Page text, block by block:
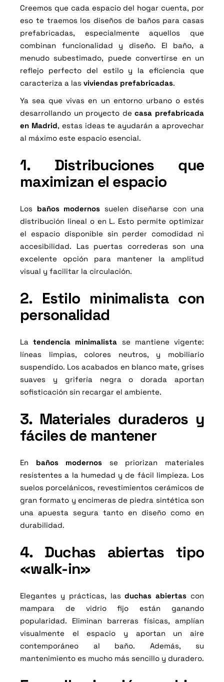
Creemos que cada espacio del hogar cuenta, por
eso te traemos los diseños de baños para casas
prefabricadas, especialmente aquellos que
combinan funcionalidad y diseño. El baño, a
menudo subestimado, puede convertirse en un
reflejo perfecto del estilo y la eficiencia que
caracteriza a las viviendas prefabricadas.
Ya sea que vivas en un entorno urbano o estés
desarrollando un proyecto decasa prefabricada
en Madrid, estas ideas te ayudarán a aprovechar
al máximo este espacio esencial.
1. Distribuciones que
maximizan el espacio
Los baños modernos suelen diseñarse con una
distribución lineal o en L. Esto permite optimizar
el espacio disponible sin perder comodidad ni
accesibilidad. Las puertas correderas son una
excelente opción para mantener la amplitud
visual y facilitar la circulación.
2. Estilo minimalista con
personalidad
Latendencia minimalista se mantiene vigente:
líneas limpias, colores neutros, y mobiliario
suspendido. Los acabados en blanco mate, grises
suaves y grifería negra o dorada aportan
sofisticación sin recargar el ambiente.
3. Materiales duraderos y
fáciles de mantener
En baños modernos se priorizan materiales
resistentes a la humedad y de fácil limpieza. Los
suelos porcelánicos, revestimientos cerámicos de
gran formato y encimeras de piedra sintética son
una apuesta segura tanto en diseño como en
durabilidad.
4. Duchas abiertas tipo
«walk-in»
Elegantes y prácticas, lasduchas abiertas con
mampara de vidrio fijo están ganando
popularidad. Eliminan barreras físicas, amplían
visualmente el espacio y aportan un aire
contemporáneo al baño. Además, su
mantenimiento es mucho más sencillo y duradero.